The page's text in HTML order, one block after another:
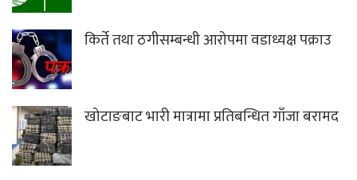
किर्ते तथा ठगीसम्बन्धी आरोपमा वडाध्यक्ष पक्राउ
खोटाङबाट भारी मात्रामा प्रतिबन्धित गाँजा बरामद